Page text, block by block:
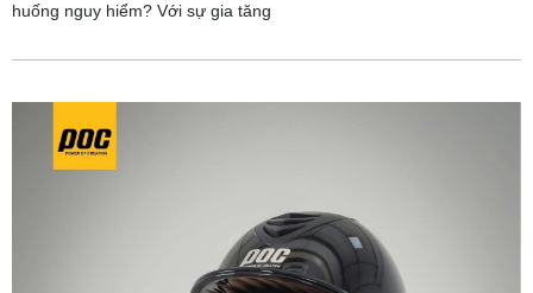
huống nguy hiểm? Với sự gia tăng